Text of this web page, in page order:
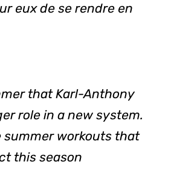
eux de se rendre en
that Karl-Anthony
role in a new system.
workouts that
this season